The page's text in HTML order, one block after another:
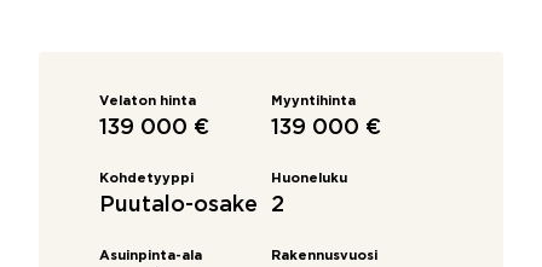
Velaton hinta
139 000 €
Myyntihinta
139 000 €
Kohdetyyppi
Puutalo-osake
Huoneluku
2
Asuinpinta-ala Rakennusvuosi